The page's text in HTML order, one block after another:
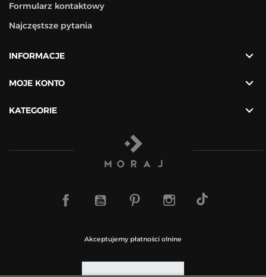
Formularz kontaktowy
Najczęstsze pytania
INFORMACJE 
MOJE KONTO 
KATEGORIE 
Akceptujemy płatności olnine